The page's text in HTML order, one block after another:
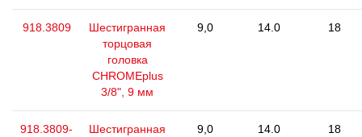
918.3809
Шестигранная
торцовая
головка
CHROMEplus
3/8", 9 мм
9,0 14.0 18
918.3809-
Шестигранная
9,0 14.0 18